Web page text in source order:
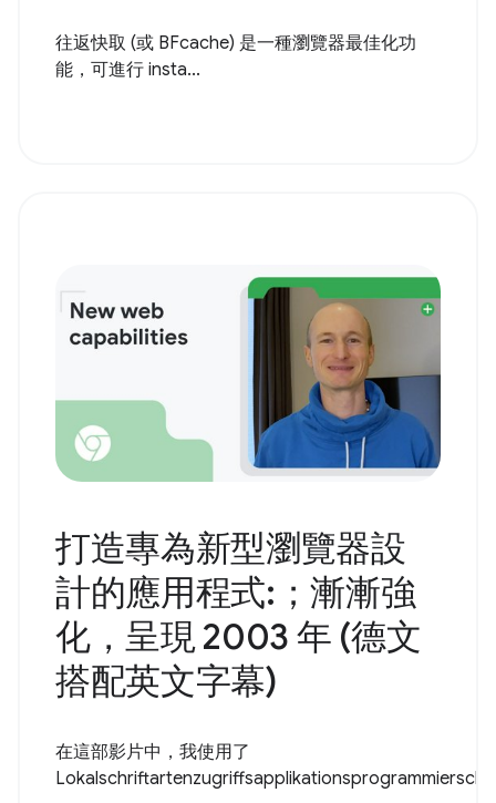
往返快取 (或 BFcache) 是一種瀏覽器最佳化功
能，可進行 insta...
打造專為新型瀏覽器設
計的應用程式:；漸漸強
化，呈現 2003 年 (德文
搭配英文字幕)
在這部影片中，我使用了